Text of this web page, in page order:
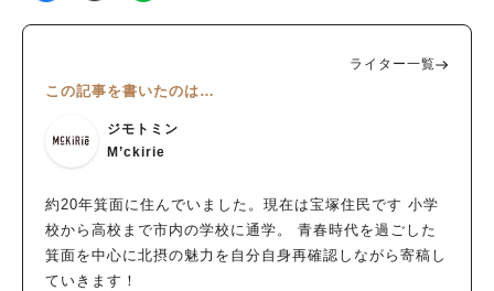
ライター一覧
この記事を書いたのは…
ジモトミン
M’ckirie
約20年箕面に住んでいました。現在は宝塚住民です 小学
校から高校まで市内の学校に通学。 青春時代を過ごした
箕面を中心に北摂の魅力を自分自身再確認しながら寄稿し
ていきます！